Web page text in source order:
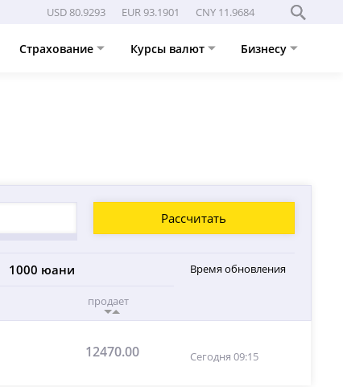
USD 80.9293 EUR 93.1901 CNY 11.9684
Страхование Курсы валют Бизнесу
Рассчитать
1000 юани
продает
Время обновления
12470.00 Сегодня 09:15